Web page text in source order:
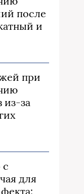
после
и
при
с
для